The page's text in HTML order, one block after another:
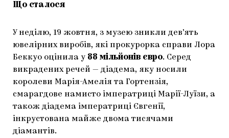
Що сталося
У неділю, 19 жовтня, з музею зникли дев’ять
ювелірних виробів, які прокурорка справи Лора
Беккуо оцінила у 88 мільйонів євро. Серед
викрадених речей — діадема, яку носили
королеви Марія-Амелія та Гортензія,
смарагдове намисто імператриці Марії-Луїзи, а
також діадема імператриці Євгенії,
інкрустована майже двома тисячами
діамантів.